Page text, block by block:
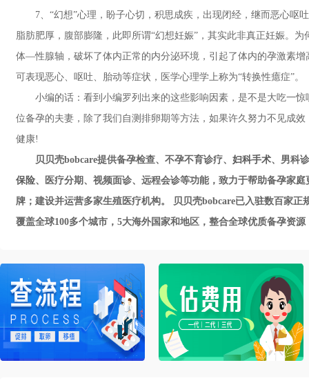
7、“幻想”心理，盼子心切，积思成疾，出现闭经，继而恶心呕
脂肪肥厚，腹部膨隆，此即所谓“幻想妊娠”，其实此非真正妊娠。
体—性腺轴，破坏了体内正常的内分泌环境，引起了体内的孕激素
可表现恶心、呕吐、胎动等症状，医学心理学上称为“转换性癔症”。
小编的话：看到小编罗列出来的这些影响因素，是不是大吃一惊
位备孕的夫妻，除了我们自测排卵期等方法，如果许久努力不见成
健康!
贝贝壳bobcare提供备孕检查、不孕不育诊疗、 妇科手术、男科
保险、医疗分期、视频面诊、远程会诊等功能，致力于帮助备孕家
牌；建设并运营多家生殖医疗机构。 贝贝壳bobcare已入驻数百家
覆盖全球100多个城市，5大海外国家和地区，整合全球优质备孕资